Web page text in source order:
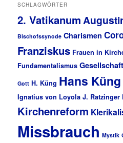
SCHLAGWÖRTER
2. Vatikanum
Bischofssynode Charismen
Franziskus Frauen in
Fundamentalismus Gesellschaft
Gott H. Küng Hans Küng
Ignatius von Loyola J. Ratzinger
Kirchenreform
Missbrauch Mystik